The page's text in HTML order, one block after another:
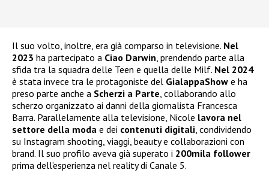
Il suo volto, inoltre, era già comparso in televisione. Nel
2023 ha partecipato a Ciao Darwin , prendendo parte alla
sfida tra la squadra delle Teen e quella delle Milf. Nel 2024
è stata invece tra le protagoniste del GialappaShow e ha
preso parte anche a Scherzi a Parte , collaborando allo
scherzo organizzato ai danni della giornalista Francesca
Barra. Parallelamente alla televisione, Nicole lavora nel
settore della moda e dei contenuti digitali , condividendo
su Instagram shooting, viaggi, beauty e collaborazioni con
brand. Il suo profilo aveva già superato i 200mila follower
prima dell’esperienza nel reality di Canale 5.